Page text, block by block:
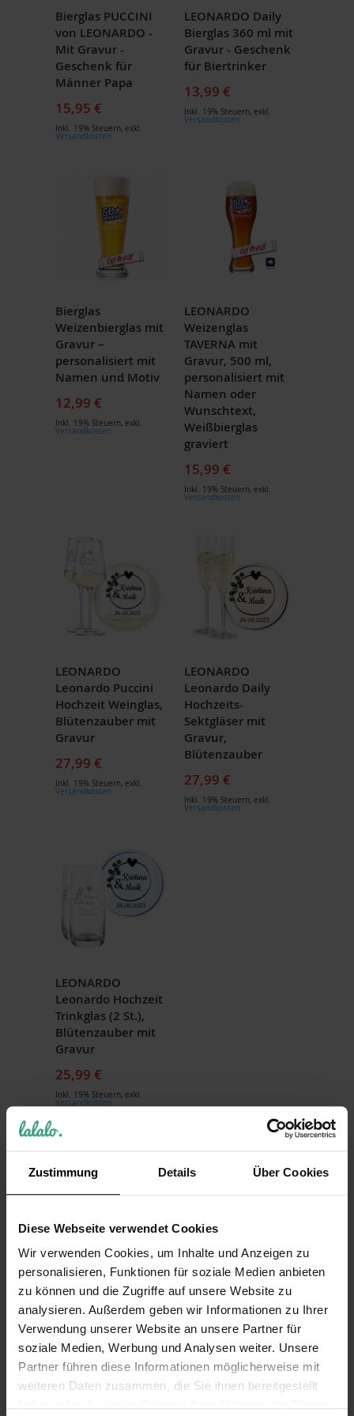
Zustimmung Details Über Cookies
Diese Webseite verwendet Cookies
Wir verwenden Cookies, um Inhalte und Anzeigen zu
personalisieren, Funktionen für soziale Medien anbieten
zu können und die Zugriffe auf unsere Website zu
analysieren. Außerdem geben wir Informationen zu Ihrer
Verwendung unserer Website an unsere Partner für
soziale Medien, Werbung und Analysen weiter. Unsere
Partner führen diese Informationen möglicherweise mit
weiteren Daten zusammen, die Sie ihnen bereitgestellt
Bierglas PUCCINI
von LEONARDO -
Mit Gravur -
Geschenk für
Männer Papa
15,95 €
Inkl. 19% Steuern, exkl.
Versandkosten
LEONARDO Daily
Bierglas 360 ml mit
Gravur - Geschenk
für Biertrinker
13,99 €
Inkl. 19% Steuern, exkl.
Versandkosten
Bierglas
Weizenbierglas mit
Gravur –
personalisiert mit
Namen und Motiv
12,99 €
Inkl. 19% Steuern, exkl.
Versandkosten
LEONARDO
Weizenglas
TAVERNA mit
Gravur, 500 ml,
personalisiert mit
Namen oder
Wunschtext,
Weißbierglas
graviert
15,99 €
Inkl. 19% Steuern, exkl.
Versandkosten
LEONARDO
Leonardo Puccini
Hochzeit Weinglas,
Blütenzauber mit
Gravur
27,99 €
Inkl. 19% Steuern, exkl.
Versandkosten
LEONARDO
Leonardo Daily
Hochzeits-
Sektgläser mit
Gravur,
Blütenzauber
27,99 €
Inkl. 19% Steuern, exkl.
Versandkosten
LEONARDO
Leonardo Hochzeit
Trinkglas (2 St.),
Blütenzauber mit
Gravur
25,99 €
Inkl. 19% Steuern, exkl.
Versandkosten
REZENSIONEN
Schreibe eine Bewertung
Nur registrierte Benutzer können
Bewertungen schreiben. Bitteloggen Sie
sich einodererstellen Sie ein Konto
KUNDEN, DIE DIESEN ARTIKEL GEKAUFT HABEN,